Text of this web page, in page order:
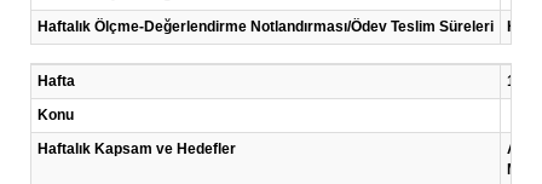
Haftalık Ölçme-Değerlendirme Notlandırması/Ödev Teslim Süreleri
Her
Hafta
10
Konu
Haftalık Kapsam ve Hedefler